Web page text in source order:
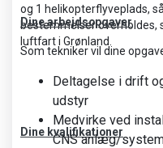
og 1 helikopterflyveplads,
bestemmelser overholdes,
luftfart i Grønland.
Dine arbejdsopgaver
Som tekniker vil dine
Deltagelse i drift
udstyr
Medvirke ved
CNS anlæg/
Dine kvalifikationer